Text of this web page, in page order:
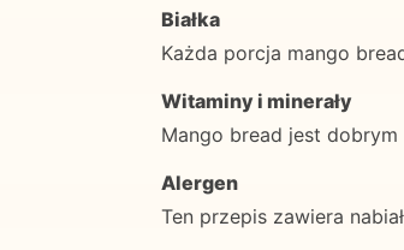
Białka
Każda porcja mango
Witaminy i minerały
Mango bread jest dobrym
Alergen
Ten przepis zawiera